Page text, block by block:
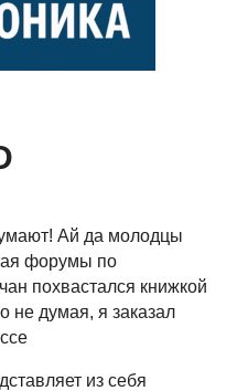
Ай да молодцы
форумы по
похвастался книжкой
не думая, я заказал
из себя